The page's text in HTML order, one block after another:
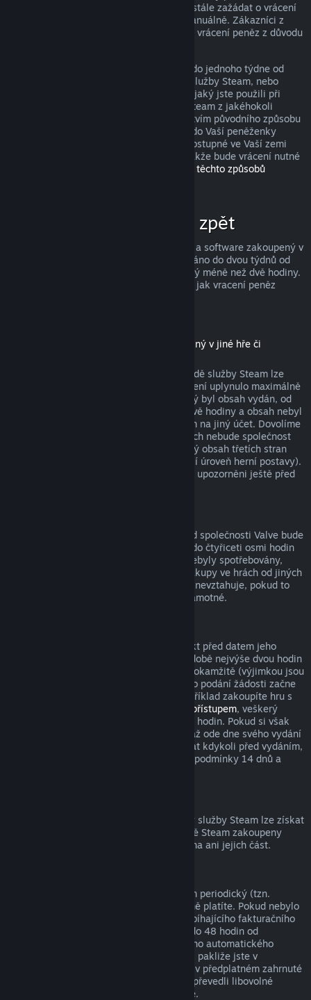
peněz, avšak i když je nesplníte, můžete stále zažádat o vrácení
peněz a my Vaši žádost zkontrolujeme manuálně. Zákazníci z
některých zemí mohou mít navíc práva na vrácení peněz z důvodu
Peníze Vám budou v plné výši navráceny do jednoho týdne od
schválení, a to buďto do Vaší peněženky služby Steam, nebo
prostřednictvím stejného způsobu platby, jaký jste použili při
nákupu produktu. Pokud nebude služba Steam z jakéhokoli
důvodu schopna vrátit peníze prostřednictvím původního způsobu
platby, budou peníze v plné výši vráceny do Vaší peněženky
služby Steam. (Některé způsoby platby dostupné ve Vaší zemi
totiž nemusí podporovat vracení peněz, takže bude vrácení nutné
Kompletní seznam těchto způsobů
Za co lze získat peníze zpět
Služba Steam nabízí vrácení peněz za hry a software zakoupený v
obchodě Steam, pokud je o vrácení zažádáno do dvou týdnů od
zakoupení a uživatel měl produkt spuštěný méně než dvě hodiny.
Níže si můžete přečíst kompletní přehled, jak vracení peněz
(produkt z obchodu služby Steam použitelný v jiné hře či
Za stáhnutelný obsah zakoupený v obchodě služby Steam lze
získat peníze zpět, pokud od jeho zakoupení uplynulo maximálně
čtrnáct dní, uživatel měl produkt, pro který byl obsah vydán, od
zakoupení obsahu spuštěný maximálně dvě hodiny a obsah nebyl
nijak spotřebován, změněn nebo převeden na jiný účet. Dovolíme
si upozornit na fakt, že v určitých případech nebude společnost
Valve schopna vrátit peníze za stáhnutelný obsah třetích stran
(například pokud obsah nenávratně navýší úroveň herní postavy).
Na tyto výjimky budou uživatelé výslovně upozorněni ještě před
Vrácení peněz za jakýkoli nákup ve hře od společnosti Valve bude
poskytnuto, pokud byla žádost odeslána do čtyřiceti osmi hodin
od provedení nákupu a položky nákupu nebyly spotřebovány,
změněny či převedeny na jiný účet. Na nákupy ve hrách od jiných
společností než od Valve se tato možnost nevztahuje, pokud to
není vysloveně uvedeno při nákupu hry samotné.
Když si ve službě Steam zakoupíte produkt před datem jeho
vydání, podmínka pro vrácení peněz v podobě nejvýše dvou hodin
strávených v tomto produktu začne platit okamžitě (výjimkou jsou
beta testování), zatímco 14denní lhůta pro podání žádosti začne
běžet až od data vydání. Když si tedy například zakoupíte hru s
prioritním přístupem, veškerý
odehraný čas bude počítán do limitu dvou hodin. Pokud si však
předobjednáte hru, která bude dostupná až ode dne svého vydání
(ne dříve), můžete o vrácení peněz zažádat kdykoli před vydáním,
přičemž s vydáním začnou platit klasické podmínky 14 dnů a
Peníze utracené za prostředky peněženky služby Steam lze získat
zpět, pokud byly tyto prostředky ve službě Steam zakoupeny
nejdéle před čtrnácti dny a nebyla utracena ani jejich část.
K některému obsahu a službám je nabízen periodický (tzn.
měsíční, roční) přístup, za který opakovaně platíte. Pokud nebylo
periodické předplatné použito během probíhajícího fakturačního
období, můžete o vrácení peněz zažádat do 48 hodin od
zakoupení nebo do 48 hodin od libovolného automatického
obnovení. Obsah je považován za použitý, pakliže jste v
probíhajícím fakturačním období hráli hry v předplatném zahrnuté
nebo jste využili, spotřebovali, upravili či převedli libovolné
výhody nebo slevy s předplatným spojené.